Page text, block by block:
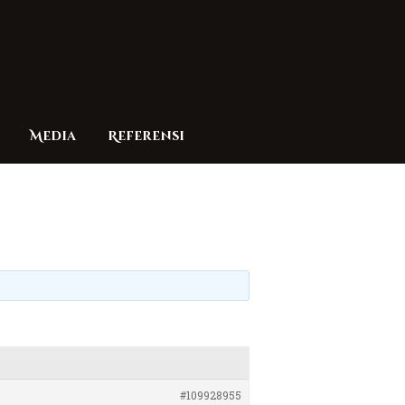
Media Referensi
#109928955